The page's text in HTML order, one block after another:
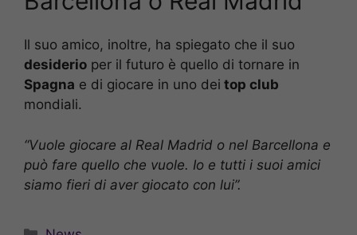
Il suo amico, inoltre, ha spiegato che il suo
desiderio per il futuro è quello di tornare in
Spagna e di giocare in uno dei top club
mondiali.
“Vuole giocare al Real Madrid o nel Barcellona e
può fare quello che vuole. Io e tutti i suoi amici
siamo fieri di aver giocato con lui”.
Categorie